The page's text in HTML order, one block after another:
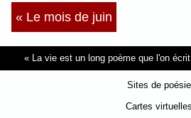
« Le mois de juin
La vie est un long poème que l'on écrit
Sites de poésie
Cartes virtuelles